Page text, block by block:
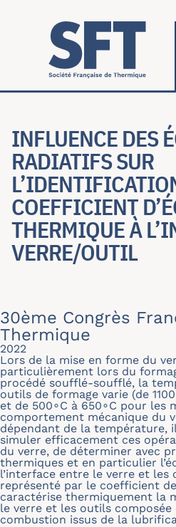
Aller au contenu principal
INFLUENCE DES
RADIATIFS SUR
COEFFICIENT
THERMIQUE À
VERRE/OUTIL
30ème Congrès
Thermique
2022
Lors de la mise en forme du
particulièrement lors du
procédé soufflé-soufflé, la
outils de formage varie (de
et de 500∘C à 650∘C pour les
comportement mécanique du
dépendant de la température,
simuler efficacement ces
du verre, de déterminer avec
thermiques et en particulier
l’interface entre le verre et les
représenté par le coefficient
caractérise thermiquement la
le verre et les outils composée
combustion issus de la